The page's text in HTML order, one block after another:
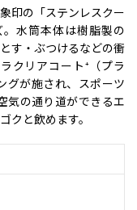
印の「ステンレスクー
水筒本体は樹脂製の
す・ぶつけるなどの衝
クリアコート⁺（プラ
グが施され、スポーツ
気の通り道ができるエ
クと飲めます。